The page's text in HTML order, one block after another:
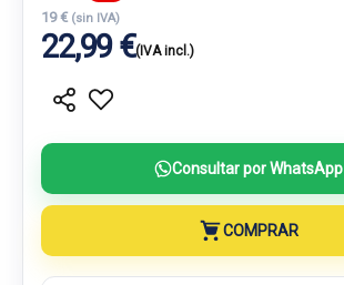
19 € (sin IVA)
22,99 €(IVA incl.)
Consultar por WhatsApp
COMPRAR